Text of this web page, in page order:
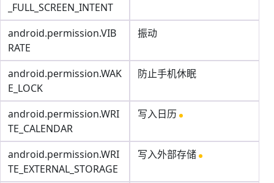
_FULL_SCREEN_INTENT
android.permission.VIB
RATE
振动
android.permission.WAK
E_LOCK
防止手机休眠
android.permission.WRI
TE_CALENDAR
写入日历
android.permission.WRI
TE_EXTERNAL_STORAGE
写入外部存储